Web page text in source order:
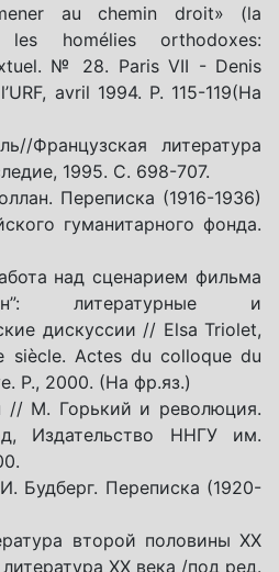
au chemin droit» (la
homélies orthodoxes:
№ 28. Paris VII - Denis
avril 1994. P. 115-119(На
Французская литература
1995. С. 698-707.
Переписка (1916-1936)
гуманитарного фонда.
над сценарием фильма
литературные и
дискуссии // Elsa Triolet,
siècle. Actes du colloque du
P., 2000. (Ha фр.яз.)
// М. Горький и революция.
Издательство ННГУ им.
Будберг. Переписка (1920-
второй половины ХХ
ХХ века /под ред.